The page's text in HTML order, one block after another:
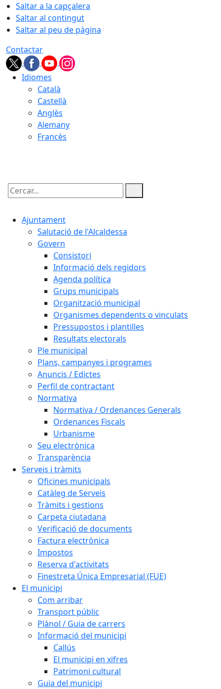
Saltar a la capçalera
Saltar al contingut
Saltar al peu de pàgina
Contactar
Idiomes
Català
Castellà
Anglès
Alemany
Francès
Cercar:
Ajuntament
Salutació de l'Alcaldessa
Govern
Consistori
Informació dels regidors
Agenda política
Grups municipals
Organització municipal
Organismes dependents o vinculats
Pressupostos i plantilles
Resultats electorals
Ple municipal
Plans, campanyes i programes
Anuncis / Edictes
Perfil de contractant
Normativa
Normativa / Ordenances Generals
Ordenances Fiscals
Urbanisme
Seu electrònica
Transparència
Serveis i tràmits
Oficines municipals
Catàleg de Serveis
Tràmits i gestions
Carpeta ciutadana
Verificació de documents
Factura electrònica
Impostos
Reserva d'activitats
Finestreta Única Empresarial (FUE)
El municipi
Com arribar
Transport públic
Plànol / Guia de carrers
Informació del municipi
Callús
El municipi en xifres
Patrimoni cultural
Guia del municipi